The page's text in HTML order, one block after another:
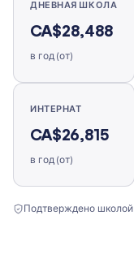
ДНЕВНАЯ ШКОЛА
CA$28,488
в год (от)
ИНТЕРНАТ
CA$26,815
в год (от)
Подтверждено школой